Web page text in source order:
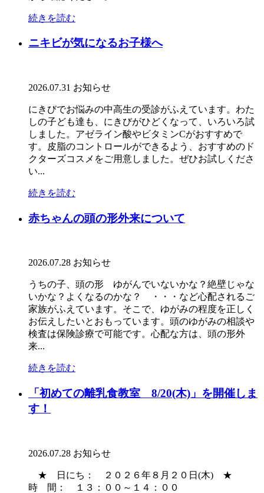
続きを読む
ニキビが気になるお子様へ
2026.07.31 お知らせ
にきびでお悩みの中高生の受診がふえています。わた
しの子ども達も、にきびがひどくなって、いろいろ試
しました。アゼライン酸やビタミンCがおすすめで
す。皮脂のコントロールができるよう、おすすめのド
クターズコスメをご用意しました。ぜひお試しくださ
い...
続きを読む
赤ちゃんの頭の形外来について
2026.07.28 お知らせ
うちの子、頭の形 ゆがんでいないかな？絶壁じゃな
いかな？よくなるのかな？ ・・・など心配されるご
家族がふえています。そこで、ゆがみの程度を正しく
お伝えしたいとおもっています。頭のゆがみの相談や
検査は保険診療で可能です。心配な方は、頭の形外
来...
続きを読む
「初めての離乳食教室 8/20(木)」を開催しま
す！
2026.07.28 お知らせ
★ 日にち： ２０２６年８月２０日(木) ★
時 間： １３：００～１４：００